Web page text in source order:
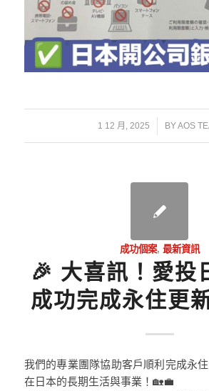
1 12 月, 2025
/ BYAOS
成功個案, 最新資訊
🎉 大喜訊！愛投
成功完成永住
我們的專業團隊協助客戶順利完成永
在日本的長期生活與事業！🏡💼